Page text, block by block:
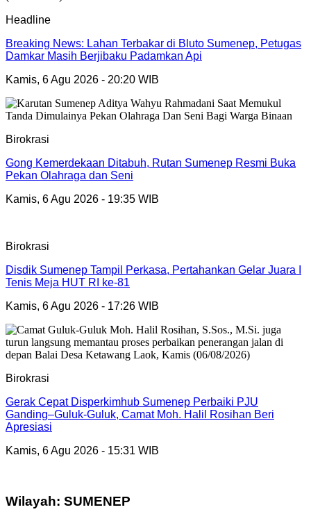
Headline
Breaking News: Lahan Terbakar di Bluto Sumenep, Petugas
Damkar Masih Berjibaku Padamkan Api
Kamis, 6 Agu 2026 - 20:20 WIB
Birokrasi
Gong Kemerdekaan Ditabuh, Rutan Sumenep Resmi Buka
Pekan Olahraga dan Seni
Kamis, 6 Agu 2026 - 19:35 WIB
Birokrasi
Disdik Sumenep Tampil Perkasa, Pertahankan Gelar Juara I
Tenis Meja HUT RI ke-81
Kamis, 6 Agu 2026 - 17:26 WIB
Birokrasi
Gerak Cepat Disperkimhub Sumenep Perbaiki PJU
Ganding–Guluk-Guluk, Camat Moh. Halil Rosihan Beri
Apresiasi
Kamis, 6 Agu 2026 - 15:31 WIB
Wilayah: SUMENEP